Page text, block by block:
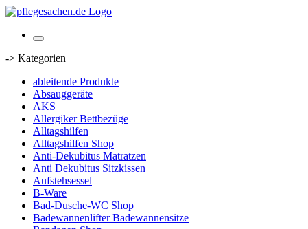
-> Kategorien
ableitende Produkte
Absauggeräte
AKS
Allergiker Bettbezüge
Alltagshilfen
Alltagshilfen Shop
Anti-Dekubitus Matratzen
Anti Dekubitus Sitzkissen
Aufstehsessel
B-Ware
Bad-Dusche-WC Shop
Badewannenlifter Badewannensitze